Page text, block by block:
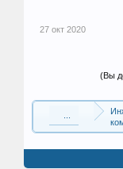
27 окт 2020
(Вы